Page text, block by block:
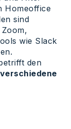
Homeoffice
sind
wie Slack
den
verschiedene